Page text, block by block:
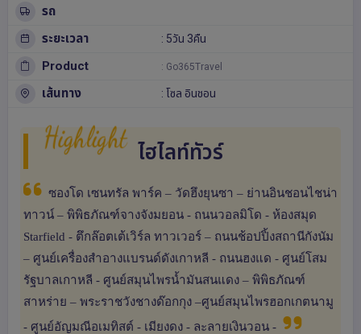
รถ
ระยะเวลา
: 5วัน 3คืน
Product : Go365Travel
เส้นทาง : โซล อินชอน
Highlight ไฮไลท์ทัวร์
ซองโด เซนทรัล พาร์ค – วัดฮึงยุนซา – ย่านอินชอนไชน่า
ทาวน์ – พิพิธภัณฑ์จางจังมยอน - ถนนวอลมิโด - ห้องสมุด
Starfield - ตึกล๊อตเต้เวิร์ล ทาวเวอร์ – ถนนช้อปปิ้งสถานีกังนัม
– ศูนย์เครื่องสำอางแบรนด์ดังเกาหลี - ถนนฮงแด - ศูนย์โสม
รัฐบาลเกาหลี - ศูนย์สมุนไพรน้ำมันสนแดง – พิพิธภัณฑ์
สาหร่าย – พระราชวังชางด๊อกกุง –ศูนย์สมุนไพรฮอกเกตนามู
- ศูนย์อัญมณีอเมทิสต์ - เมียงดง - ละลายเงินวอน -